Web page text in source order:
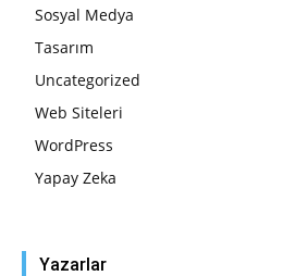
Sosyal Medya
Tasarım
Uncategorized
Web Siteleri
WordPress
Yapay Zeka
Yazarlar